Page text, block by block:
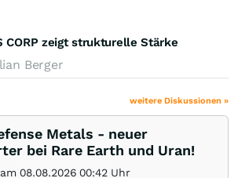
CORP zeigt strukturelle Stärke
Berger
weitere Diskussionen »
Metals - neuer
bei Rare Earth und Uran!
08.08.2026 00:42 Uhr